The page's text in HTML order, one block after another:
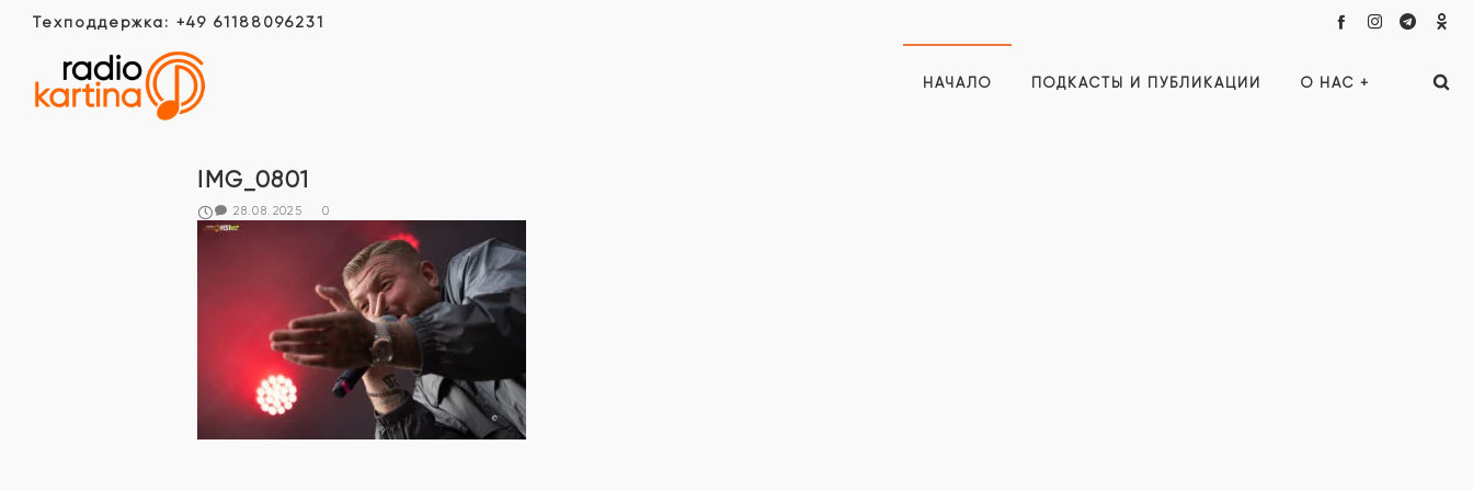
Техподдержка: +49 61188096231
НАЧАЛО ПОДКАСТЫ И ПУБЛИКАЦИИ О НАС +
IMG_0801
28.08.2025 0